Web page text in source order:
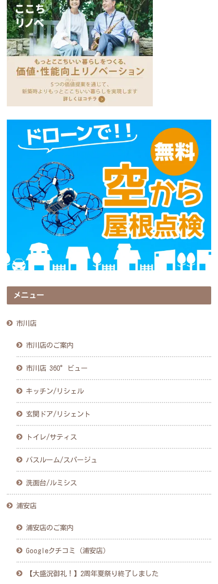
メニュー
市川店
市川店のご案内
市川店 360°ビュー
キッチン/リシェル
玄関ドア/リシェント
トイレ/サティス
バスルーム/スパージュ
洗面台/ルミシス
浦安店
浦安店のご案内
Googleクチコミ（浦安店）
【大盛況御礼！】2周年夏祭り終了しました